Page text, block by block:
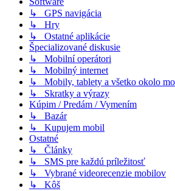
↳ GPS navigácia
↳ Hry
↳ Ostatné aplikácie
Špecializované diskusie
↳ Mobilní operátori
↳ Mobilný internet
↳ Mobily, tablety a všetko okolo
↳ Skratky a výrazy
Kúpim / Predám / Vymením
↳ Bazár
↳ Kupujem mobil
Ostatné
↳ Články
↳ SMS pre každú príležitosť
↳ Vybrané videorecenzie mobilov
↳ Kôš